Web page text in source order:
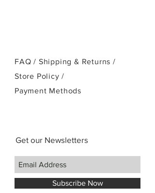
FAQ / Shipping & Returns /
Store Policy/
Payment Methods
Get our Newsletters
Subscribe Now